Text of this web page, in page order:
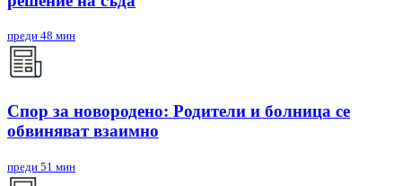
преди 48 мин
Спор за новородено: Родители и болница се
обвиняват взаимно
преди 51 мин